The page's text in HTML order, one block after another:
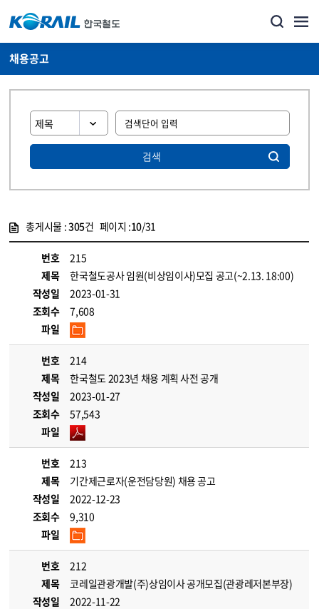
채용공고
검색
총게시물 :305건 페이지 :10/31
번호
215
제목
한국철도공사 임원(비상임이사)모집 공고(~2.13. 18:00)
작성일
2023-01-31
조회수
7,608
파일
번호
214
제목
한국철도 2023년 채용 계획 사전 공개
작성일
2023-01-27
조회수
57,543
파일
번호
213
제목
기간제근로자(운전담당원) 채용 공고
작성일
2022-12-23
조회수
9,310
파일
번호
212
제목
코레일관광개발(주)상임이사 공개모집(관광레저본부장)
작성일
2022-11-22